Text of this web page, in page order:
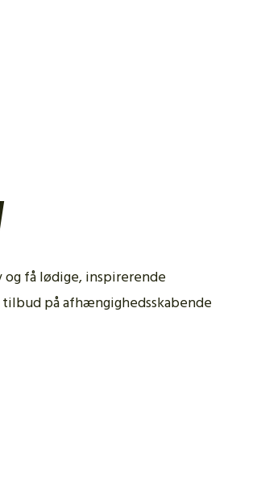
få lødige, inspirerende
på afhængighedsskabende